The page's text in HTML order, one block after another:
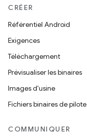
CRÉER
Référentiel Android
Exigences
Téléchargement
Prévisualiser les binaires
Images d'usine
Fichiers binaires de pilote
COMMUNIQUER